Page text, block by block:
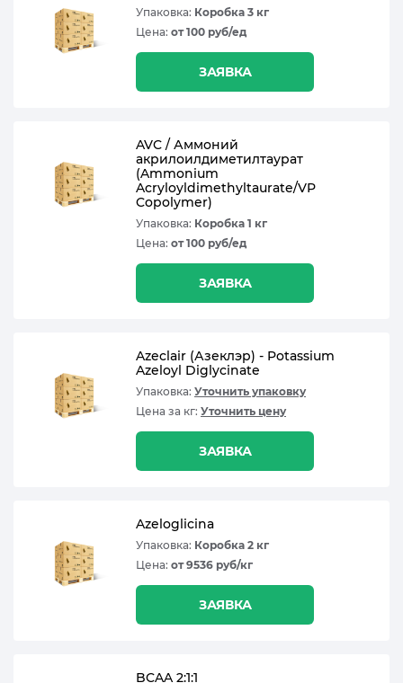
Упаковка: Коробка 3 кг
Цена: от 100 руб/ед
ЗАЯВКА
AVC / Аммоний
акрилоилдиметилтаурат
(Ammonium
Acryloyldimethyltaurate/VP
Copolymer)
Упаковка: Коробка 1 кг
Цена: от 100 руб/ед
ЗАЯВКА
Azeclair (Азеклэр) - Potassium
Azeloyl Diglycinate
Упаковка: Уточнить упаковку
Цена за кг: Уточнить цену
ЗАЯВКА
Azeloglicina
Упаковка: Коробка 2 кг
Цена: от 9536 руб/кг
ЗАЯВКА
BCAA 2:1:1